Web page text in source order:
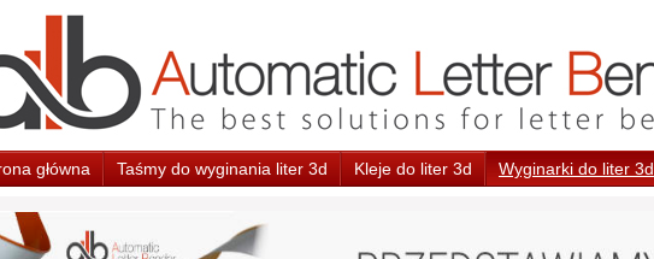
główna Taśmy do wyginania liter 3d Kleje do liter 3d Wyginarki do liter 3d